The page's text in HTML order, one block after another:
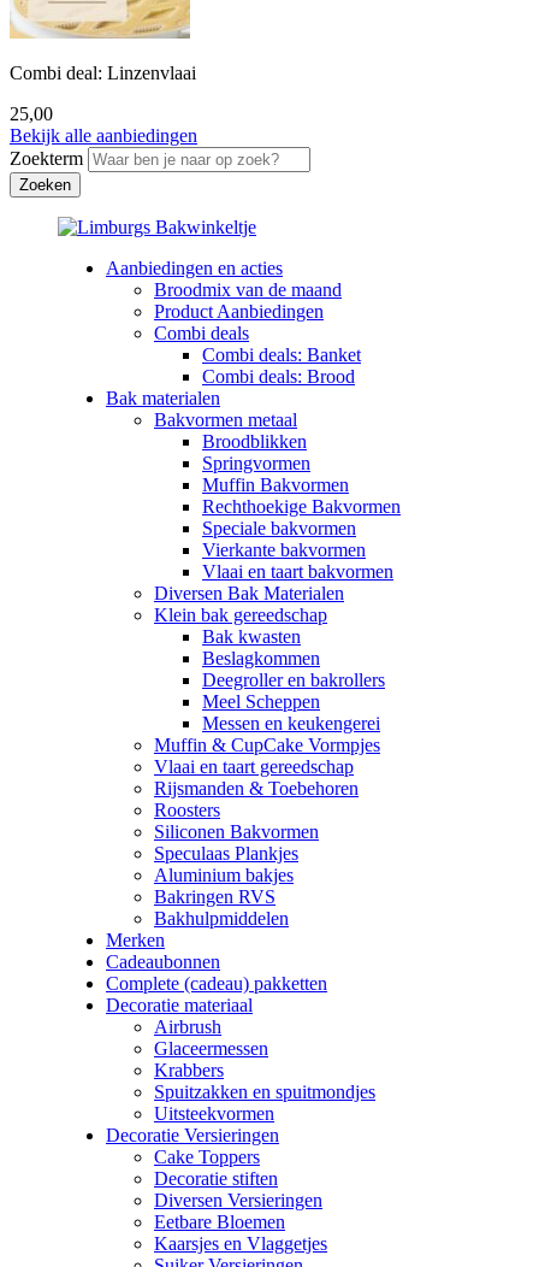
Combi deal: Linzenvlaai
25,00
Bekijk alle aanbiedingen
Zoekterm
Aanbiedingen en acties
Broodmix van de maand
Product Aanbiedingen
Combi deals
Combi deals: Banket
Combi deals: Brood
Bak materialen
Bakvormen metaal
Broodblikken
Springvormen
Muffin Bakvormen
Rechthoekige Bakvormen
Speciale bakvormen
Vierkante bakvormen
Vlaai en taart bakvormen
Diversen Bak Materialen
Klein bak gereedschap
Bak kwasten
Beslagkommen
Deegroller en bakrollers
Meel Scheppen
Messen en keukengerei
Muffin & CupCake Vormpjes
Vlaai en taart gereedschap
Rijsmanden & Toebehoren
Roosters
Siliconen Bakvormen
Speculaas Plankjes
Aluminium bakjes
Bakringen RVS
Bakhulpmiddelen
Merken
Cadeaubonnen
Complete (cadeau) pakketten
Decoratie materiaal
Airbrush
Glaceermessen
Krabbers
Spuitzakken en spuitmondjes
Uitsteekvormen
Decoratie Versieringen
Cake Toppers
Decoratie stiften
Diversen Versieringen
Eetbare Bloemen
Kaarsjes en Vlaggetjes